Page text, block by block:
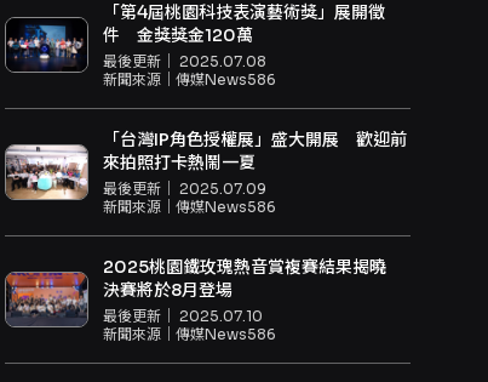
「第4屆桃園科技表演藝術獎」展開徵
件 金獎獎金120萬
最後更新｜ 2025.07.08
新聞來源｜ 傳媒News586
「台灣IP角色授權展」盛大開展 歡迎前
來拍照打卡熱鬧一夏
最後更新｜ 2025.07.09
新聞來源｜ 傳媒News586
2025桃園鐵玫瑰熱音賞複賽結果揭曉
決賽將於8月登場
最後更新｜ 2025.07.10
新聞來源｜ 傳媒News586